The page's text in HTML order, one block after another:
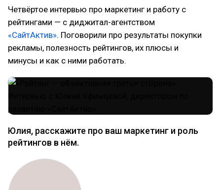
Четвёртое интервью про маркетинг и работу с
рейтингами — с диджитал-агентством
«СайтАктив». Поговорили про результаты покупки
рекламы, полезность рейтингов, их плюсы и
минусы и как с ними работать.
Юлия, расскажите про ваш маркетинг и роль
рейтингов в нём.